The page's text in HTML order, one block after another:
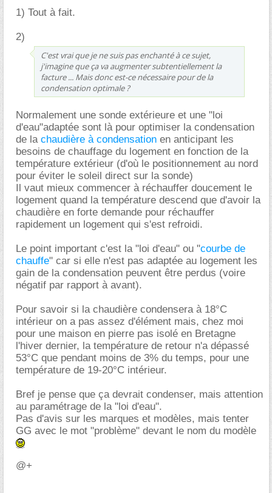
1) Tout à fait.
2)
C'est vrai que je ne suis pas enchanté à ce sujet,
j'imagine que ça va augmenter subtentiellement la
facture ... Mais donc est-ce nécessaire pour de la
condensation optimale ?
Normalement une sonde extérieure et une "loi
d'eau"adaptée sont là pour optimiser la condensation
de la chaudière à condensation en anticipant les
besoins de chauffage du logement en fonction de la
température extérieur (d'où le positionnement au nord
pour éviter le soleil direct sur la sonde)
Il vaut mieux commencer à réchauffer doucement le
logement quand la température descend que d'avoir la
chaudière en forte demande pour réchauffer
rapidement un logement qui s'est refroidi.
Le point important c'est la "loi d'eau" ou "courbe de
chauffe" car si elle n'est pas adaptée au logement les
gain de la condensation peuvent être perdus (voire
négatif par rapport à avant).
Pour savoir si la chaudière condensera à 18°C
intérieur on a pas assez d'élément mais, chez moi
pour une maison en pierre pas isolé en Bretagne
l'hiver dernier, la température de retour n'a dépassé
53°C que pendant moins de 3% du temps, pour une
température de 19-20°C intérieur.
Bref je pense que ça devrait condenser, mais attention
au paramétrage de la "loi d'eau".
Pas d'avis sur les marques et modèles, mais tenter
GG avec le mot "problème" devant le nom du modèle
@+